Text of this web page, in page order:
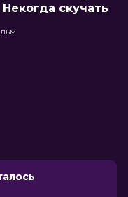
скучать